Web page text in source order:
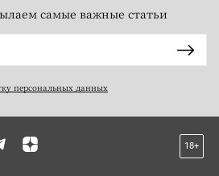
самые важные статьи
персональных данных
18+